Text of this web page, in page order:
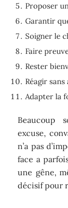
Proposer
Garantir
Soigner le
Faire
Rester
Réagir
Adapter la
Beaucoup
excuse,
n’a pas
face a
une gêne,
décisif pour